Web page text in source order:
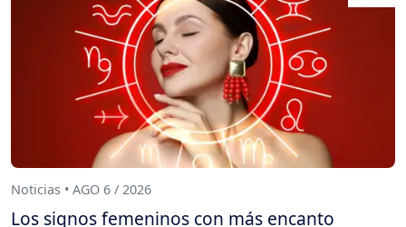
Noticias • AGO 6 / 2026
Los signos femeninos con más encanto